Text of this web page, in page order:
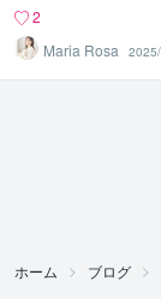
2
Maria Rosa
ホーム ブログ